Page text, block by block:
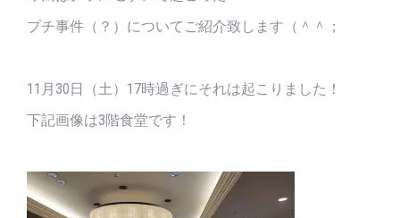
プチ事件（？）についてご紹介致します（＾＾；
11月30日（土）17時過ぎにそれは起こりました！
下記画像は3階食堂です！